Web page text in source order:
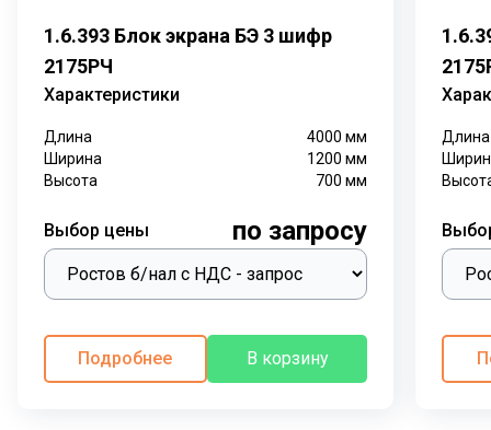
1.6.393 Блок экрана БЭ 3 шифр
2175РЧ
Характеристики
Длина 4000мм
Ширина
1200мм
Высота
700мм
Выбор цены по запросу
Подробнее В корзину
Длина